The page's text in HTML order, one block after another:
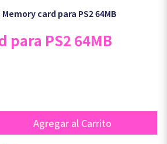
Memory card para PS2 64MB
para PS2 64MB
Agregar al Carrito